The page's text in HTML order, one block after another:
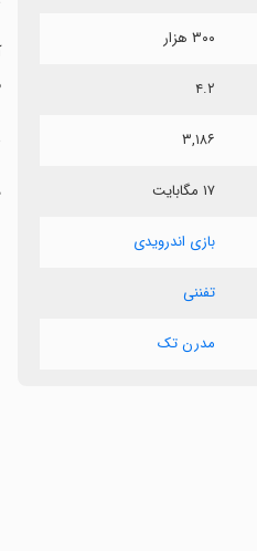
۳۰۰ هزار
۴.۲
۳,۱۸۶
۱۷ مگابایت
بازی اندرویدی
تفننی
مدرن تک